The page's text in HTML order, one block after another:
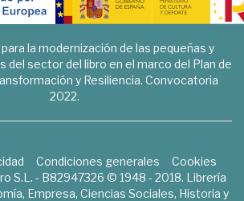
la modernización de las pequeñas y
del sector del libro en el marco del Plan de
y Resiliencia. Convocatoria
2022.
Condiciones generales
Cookies
S.L. - B82947326 © 1948 - 2018. Librería
Empresa, Ciencias Sociales, Historia y